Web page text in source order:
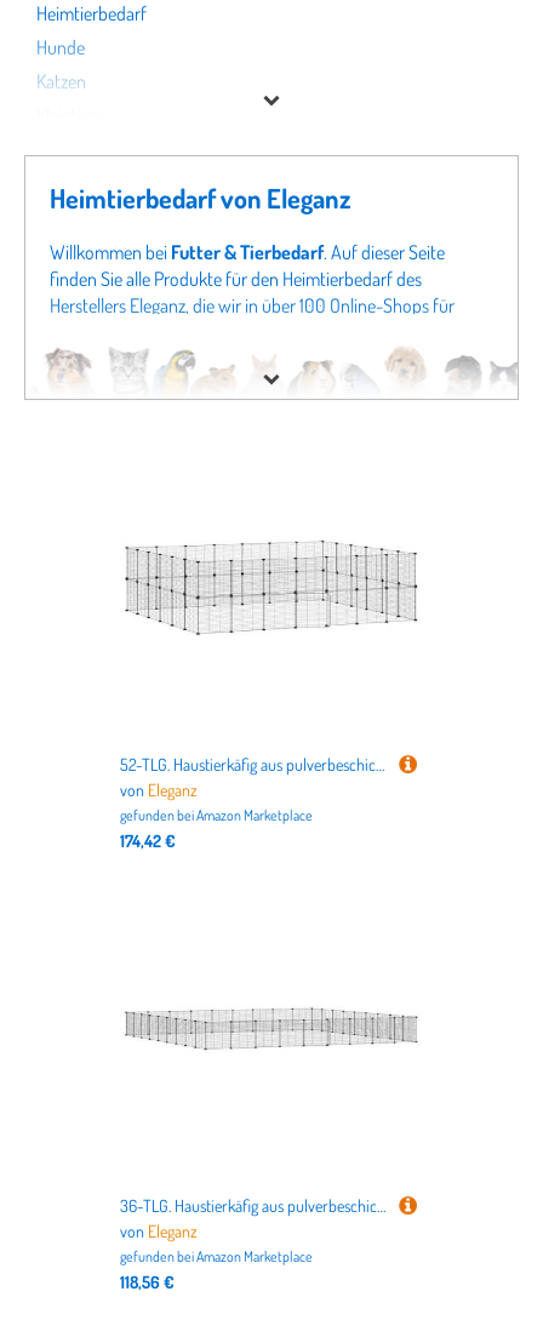
Heimtierbedarf
Hunde
Katzen
Nutztiere
Terraristik
Vögel
Eleganz
Heimtierbedarf von Eleganz
Willkommen bei Futter & Tierbedarf. Auf dieser Seite
finden Sie alle Produkte für den Heimtierbedarf des
Herstellers Eleganz, die wir in über 100 Online-Shops für
Sie auch direkt in unseren Fachabteilungen
Hunde von
Eleganz
oder Angeboten für Katzen von Eleganzschauen.
bis hin zu demTierbedarf für Pferde.
52-TLG. Haustierkäfig aus pulverbeschichtetem Stahl - 35x35 cm, schwarz - robuster & sicherer Lebensraum für Kleintiere - ideal für Hamster, Kaninchen & Co.
von Eleganz
gefunden beiAmazon Marketplace
174,42 €
36-TLG. Haustierkäfig aus pulverbeschichtetem Stahl, 35x35 cm, schwarz - Robuster Lebensraum für Kleintiere wie Hamster oder Meerschweinchen - Ideal für Zuhause oder Büro
von Eleganz
gefunden beiAmazon Marketplace
118,56 €